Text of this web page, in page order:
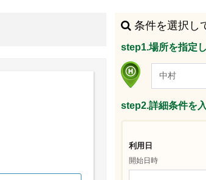
条件を選択し
step1.場所を指定
step2.詳細条件を
利用日
開始日時